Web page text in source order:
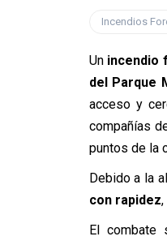
Incendios
Un incendio
del Parque
acceso y
compañías
puntos de la
Debido a la
con rapidez
El combate